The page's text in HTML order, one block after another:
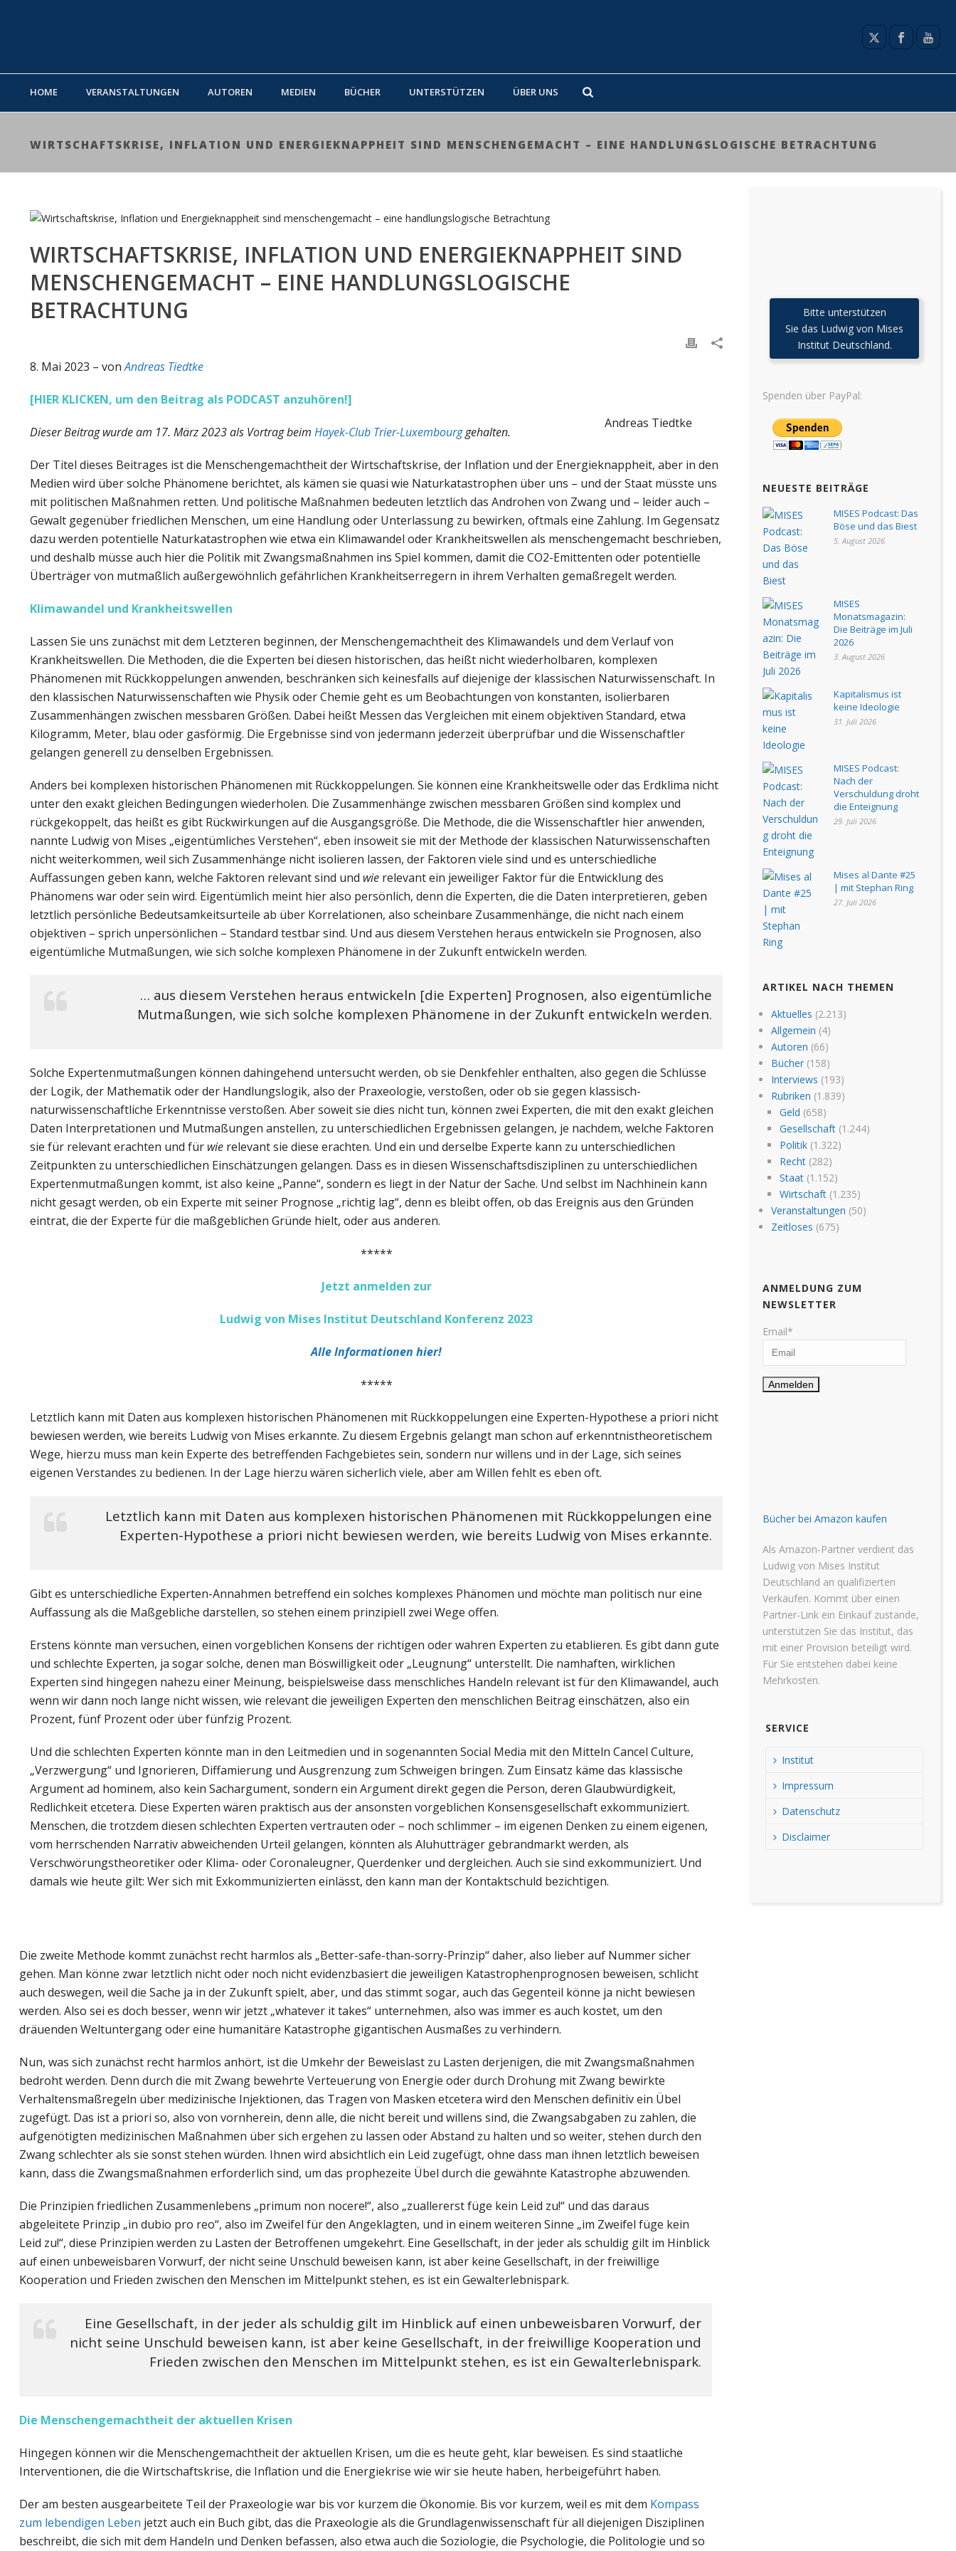
HOME VERANSTALTUNGEN AUTOREN MEDIEN BÜCHER UNTERSTÜTZEN ÜBER UNS
WIRTSCHAFTSKRISE, INFLATION UND ENERGIEKNAPPHEIT SIND MENSCHENGEMACHT – EINE HANDLUNGSLOGISCHE BETRACHTUNG
WIRTSCHAFTSKRISE, INFLATION UND ENERGIEKNAPPHEIT SIND
MENSCHENGEMACHT – EINE HANDLUNGSLOGISCHE
BETRACHTUNG
8. Mai 2023 – vonAndreas Tiedtke
Andreas Tiedtke
[HIER KLICKEN, um den Beitrag als PODCAST anzuhören!]
Dieser Beitrag wurde am 17. März 2023 als Vortrag beim Hayek-Club Trier-Luxembourggehalten.
Der Titel dieses Beitrages ist die Menschengemachtheit der Wirtschaftskrise, der Inflation und der Energieknappheit, aber in den
Medien wird über solche Phänomene berichtet, als kämen sie quasi wie Naturkatastrophen über uns – und der Staat müsste uns
mit politischen Maßnahmen retten. Und politische Maßnahmen bedeuten letztlich das Androhen von Zwang und – leider auch –
Gewalt gegenüber friedlichen Menschen, um eine Handlung oder Unterlassung zu bewirken, oftmals eine Zahlung. Im Gegensatz
dazu werden potentielle Naturkatastrophen wie etwa ein Klimawandel oder Krankheitswellen als menschengemacht beschrieben,
und deshalb müsse auch hier die Politik mit Zwangsmaßnahmen ins Spiel kommen, damit die CO2-Emittenten oder potentielle
Überträger von mutmaßlich außergewöhnlich gefährlichen Krankheitserregern in ihrem Verhalten gemaßregelt werden.
Klimawandel und Krankheitswellen
Lassen Sie uns zunächst mit dem Letzteren beginnen, der Menschengemachtheit des Klimawandels und dem Verlauf von
Krankheitswellen. Die Methoden, die die Experten bei diesen historischen, das heißt nicht wiederholbaren, komplexen
Phänomenen mit Rückkoppelungen anwenden, beschränken sich keinesfalls auf diejenige der klassischen Naturwissenschaft. In
den klassischen Naturwissenschaften wie Physik oder Chemie geht es um Beobachtungen von konstanten, isolierbaren
Zusammenhängen zwischen messbaren Größen. Dabei heißt Messen das Vergleichen mit einem objektiven Standard, etwa
Kilogramm, Meter, blau oder gasförmig. Die Ergebnisse sind von jedermann jederzeit überprüfbar und die Wissenschaftler
gelangen generell zu denselben Ergebnissen.
Anders bei komplexen historischen Phänomenen mit Rückkoppelungen. Sie können eine Krankheitswelle oder das Erdklima nicht
unter den exakt gleichen Bedingungen wiederholen. Die Zusammenhänge zwischen messbaren Größen sind komplex und
rückgekoppelt, das heißt es gibt Rückwirkungen auf die Ausgangsgröße. Die Methode, die die Wissenschaftler hier anwenden,
nannte Ludwig von Mises „eigentümliches Verstehen“, eben insoweit sie mit der Methode der klassischen Naturwissenschaften
nicht weiterkommen, weil sich Zusammenhänge nicht isolieren lassen, der Faktoren viele sind und es unterschiedliche
Auffassungen geben kann, welche Faktoren relevant sind und wie relevant ein jeweiliger Faktor für die Entwicklung des
Phänomens war oder sein wird. Eigentümlich meint hier also persönlich, denn die Experten, die die Daten interpretieren, geben
letztlich persönliche Bedeutsamkeitsurteile ab über Korrelationen, also scheinbare Zusammenhänge, die nicht nach einem
objektiven – sprich unpersönlichen – Standard testbar sind. Und aus diesem Verstehen heraus entwickeln sie Prognosen, also
eigentümliche Mutmaßungen, wie sich solche komplexen Phänomene in der Zukunft entwickeln werden.
… aus diesem Verstehen heraus entwickeln [die Experten] Prognosen, also eigentümliche
Mutmaßungen, wie sich solche komplexen Phänomene in der Zukunft entwickeln werden.
Solche Expertenmutmaßungen können dahingehend untersucht werden, ob sie Denkfehler enthalten, also gegen die Schlüsse
der Logik, der Mathematik oder der Handlungslogik, also der Praxeologie, verstoßen, oder ob sie gegen klassisch-
naturwissenschaftliche Erkenntnisse verstoßen. Aber soweit sie dies nicht tun, können zwei Experten, die mit den exakt gleichen
Daten Interpretationen und Mutmaßungen anstellen, zu unterschiedlichen Ergebnissen gelangen, je nachdem, welche Faktoren
sie für relevant erachten und für wie relevant sie diese erachten. Und ein und derselbe Experte kann zu unterschiedlichen
Zeitpunkten zu unterschiedlichen Einschätzungen gelangen. Dass es in diesen Wissenschaftsdisziplinen zu unterschiedlichen
Expertenmutmaßungen kommt, ist also keine „Panne“, sondern es liegt in der Natur der Sache. Und selbst im Nachhinein kann
nicht gesagt werden, ob ein Experte mit seiner Prognose „richtig lag“, denn es bleibt offen, ob das Ereignis aus den Gründen
eintrat, die der Experte für die maßgeblichen Gründe hielt, oder aus anderen.
*****
Jetzt anmelden zur
Ludwig von Mises Institut Deutschland Konferenz 2023
Alle Informationen hier!
*****
Letztlich kann mit Daten aus komplexen historischen Phänomenen mit Rückkoppelungen eine Experten-Hypothese a priori nicht
bewiesen werden, wie bereits Ludwig von Mises erkannte. Zu diesem Ergebnis gelangt man schon auf erkenntnistheoretischem
Wege, hierzu muss man kein Experte des betreffenden Fachgebietes sein, sondern nur willens und in der Lage, sich seines
eigenen Verstandes zu bedienen. In der Lage hierzu wären sicherlich viele, aber am Willen fehlt es eben oft.
Letztlich kann mit Daten aus komplexen historischen Phänomenen mit Rückkoppelungen eine
Experten-Hypothese a priori nicht bewiesen werden, wie bereits Ludwig von Mises erkannte.
Gibt es unterschiedliche Experten-Annahmen betreffend ein solches komplexes Phänomen und möchte man politisch nur eine
Auffassung als die Maßgebliche darstellen, so stehen einem prinzipiell zwei Wege offen.
Erstens könnte man versuchen, einen vorgeblichen Konsens der richtigen oder wahren Experten zu etablieren. Es gibt dann gute
und schlechte Experten, ja sogar solche, denen man Böswilligkeit oder „Leugnung“ unterstellt. Die namhaften, wirklichen
Experten sind hingegen nahezu einer Meinung, beispielsweise dass menschliches Handeln relevant ist für den Klimawandel, auch
wenn wir dann noch lange nicht wissen, wie relevant die jeweiligen Experten den menschlichen Beitrag einschätzen, also ein
Prozent, fünf Prozent oder über fünfzig Prozent.
Und die schlechten Experten könnte man in den Leitmedien und in sogenannten Social Media mit den Mitteln Cancel Culture,
„Verzwergung“ und Ignorieren, Diffamierung und Ausgrenzung zum Schweigen bringen. Zum Einsatz käme das klassische
Argument ad hominem, also kein Sachargument, sondern ein Argument direkt gegen die Person, deren Glaubwürdigkeit,
Redlichkeit etcetera. Diese Experten wären praktisch aus der ansonsten vorgeblichen Konsensgesellschaft exkommuniziert.
Menschen, die trotzdem diesen schlechten Experten vertrauten oder – noch schlimmer – im eigenen Denken zu einem eigenen,
vom herrschenden Narrativ abweichenden Urteil gelangen, könnten als Aluhutträger gebrandmarkt werden, als
Verschwörungstheoretiker oder Klima- oder Coronaleugner, Querdenker und dergleichen. Auch sie sind exkommuniziert. Und
damals wie heute gilt: Wer sich mit Exkommunizierten einlässt, den kann man der Kontaktschuld bezichtigen.
Die zweite Methode kommt zunächst recht harmlos als „Better-safe-than-sorry-Prinzip“ daher, also lieber auf Nummer sicher
gehen. Man könne zwar letztlich nicht oder noch nicht evidenzbasiert die jeweiligen Katastrophenprognosen beweisen, schlicht
auch deswegen, weil die Sache ja in der Zukunft spielt, aber, und das stimmt sogar, auch das Gegenteil könne ja nicht bewiesen
werden. Also sei es doch besser, wenn wir jetzt „whatever it takes“ unternehmen, also was immer es auch kostet, um den
dräuenden Weltuntergang oder eine humanitäre Katastrophe gigantischen Ausmaßes zu verhindern.
Nun, was sich zunächst recht harmlos anhört, ist die Umkehr der Beweislast zu Lasten derjenigen, die mit Zwangsmaßnahmen
bedroht werden. Denn durch die mit Zwang bewehrte Verteuerung von Energie oder durch Drohung mit Zwang bewirkte
Verhaltensmaßregeln über medizinische Injektionen, das Tragen von Masken etcetera wird den Menschen definitiv ein Übel
zugefügt. Das ist a priori so, also von vornherein, denn alle, die nicht bereit und willens sind, die Zwangsabgaben zu zahlen, die
aufgenötigten medizinischen Maßnahmen über sich ergehen zu lassen oder Abstand zu halten und so weiter, stehen durch den
Zwang schlechter als sie sonst stehen würden. Ihnen wird absichtlich ein Leid zugefügt, ohne dass man ihnen letztlich beweisen
kann, dass die Zwangsmaßnahmen erforderlich sind, um das prophezeite Übel durch die gewähnte Katastrophe abzuwenden.
Die Prinzipien friedlichen Zusammenlebens „primum non nocere!“, also „zuallererst füge kein Leid zu!“ und das daraus
abgeleitete Prinzip „in dubio pro reo“, also im Zweifel für den Angeklagten, und in einem weiteren Sinne „im Zweifel füge kein
Leid zu!“, diese Prinzipien werden zu Lasten der Betroffenen umgekehrt. Eine Gesellschaft, in der jeder als schuldig gilt im Hinblick
auf einen unbeweisbaren Vorwurf, der nicht seine Unschuld beweisen kann, ist aber keine Gesellschaft, in der freiwillige
Kooperation und Frieden zwischen den Menschen im Mittelpunkt stehen, es ist ein Gewalterlebnispark.
Eine Gesellschaft, in der jeder als schuldig gilt im Hinblick auf einen unbeweisbaren Vorwurf, der
nicht seine Unschuld beweisen kann, ist aber keine Gesellschaft, in der freiwillige Kooperation und
Frieden zwischen den Menschen im Mittelpunkt stehen, es ist ein Gewalterlebnispark.
Die Menschengemachtheit der aktuellen Krisen
Hingegen können wir die Menschengemachtheit der aktuellen Krisen, um die es heute geht, klar beweisen. Es sind staatliche
Interventionen, die die Wirtschaftskrise, die Inflation und die Energiekrise wie wir sie heute haben, herbeigeführt haben.
Der am besten ausgearbeitete Teil der Praxeologie war bis vor kurzem die Ökonomie. Bis vor kurzem, weil es mit dem Kompass
zum lebendigen Leben jetzt auch ein Buch gibt, das die Praxeologie als die Grundlagenwissenschaft für all diejenigen Disziplinen
beschreibt, die sich mit dem Handeln und Denken befassen, also etwa auch die Soziologie, die Psychologie, die Politologie und so
Bitte unterstützen
Sie das Ludwig von Mises
Institut Deutschland.
Spenden über PayPal:
NEUESTE BEITRÄGE
MISES Podcast: Das
Böse und das Biest
5. August 2026
MISES
Monatsmagazin:
Die Beiträge im Juli
2026
3. August 2026
Kapitalismus ist
keine Ideologie
31. Juli 2026
MISES Podcast:
Nach der
Verschuldung droht
die Enteignung
29. Juli 2026
Mises al Dante #25
| mit Stephan Ring
27. Juli 2026
ARTIKEL NACH THEMEN
Aktuelles (2.213)
Allgemein (4)
Autoren (66)
Bücher(158)
Interviews (193)
Rubriken (1.839)
Geld (658)
Gesellschaft(1.244)
Politik(1.322)
Recht(282)
Staat(1.152)
Wirtschaft(1.235)
Veranstaltungen (50)
Zeitloses (675)
ANMELDUNG ZUM
NEWSLETTER
Email*
Bücher bei Amazon kaufen
Als Amazon-Partner verdient das
Ludwig von Mises Institut
Deutschland an qualifizierten
Verkäufen. Kommt über einen
Partner-Link ein Einkauf zustande,
unterstützen Sie das Institut, das
mit einer Provision beteiligt wird.
Für Sie entstehen dabei keine
Mehrkosten.
SERVICE
Institut
Impressum
Datenschutz
Disclaimer